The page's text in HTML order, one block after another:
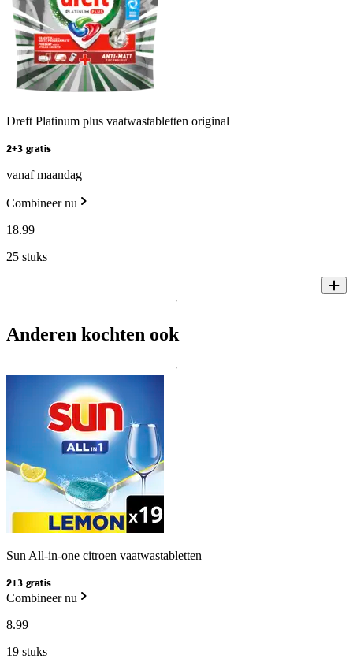
Dreft Platinum plus vaatwastabletten original
2+3 gratis
vanaf maandag
Combineer nu
18.99
25 stuks
Anderen kochten ook
Sun All-in-one citroen vaatwastabletten
2+3 gratis
Combineer nu
8.99
19 stuks